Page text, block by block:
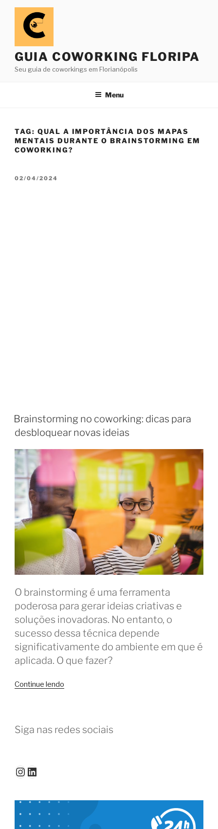
Pular
conteúdo
GUIA COWORKING FLORIPA
Seu guia de coworkings em Florianópolis
Menu
TAG: QUAL A IMPORTÂNCIA DOS MAPAS
MENTAIS DURANTE O BRAINSTORMING EM
COWORKING?
PUBLICADO
02/04/2024
Brainstorming no coworking: dicas para
desbloquear novas ideias
O brainstorming é uma ferramenta
poderosa para gerar ideias criativas e
soluções inovadoras. No entanto, o
sucesso dessa técnica depende
significativamente do ambiente em que é
aplicada. O que fazer?
Continue lendo
para
Siga nas redes sociais
Instagram
LinkedIn